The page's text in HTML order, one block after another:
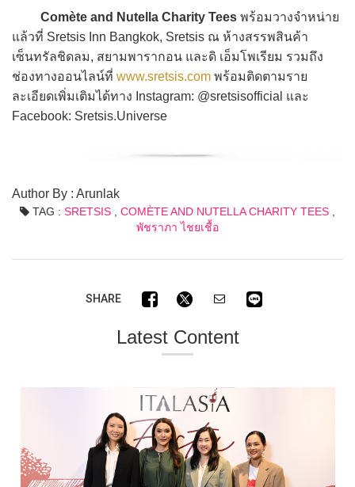
Comète and Nutella Charity Tees พร้อมวางจำหน่าย
แล้วที่ Sretsis Inn Bangkok, Sretsis ณ ห้างสรรพสินค้า
เซ็นทรัลชิดลม, สยามพารากอน และดิ เอ็มโพเรียม รวมถึง
ช่องทางออนไลน์ที่ www.sretsis.com พร้อมติดตามราย
ละเอียดเพิ่มเติมได้ทาง Instagram: @sretsisofficial และ
Facebook: Sretsis.Universe
Author By : Arunlak
TAG : SRETSIS COMÈTE AND NUTELLA CHARITY TEES
พัชราภา ไชยเชื้อ
SHARE
Latest Content